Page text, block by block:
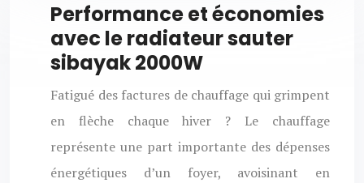
Performance et économies
avec le radiateur sauter
sibayak 2000W
Fatigué des factures de chauffage qui grimpent
en flèche chaque hiver ? Le chauffage
représente une part importante des dépenses
énergétiques d’un foyer, avoisinant en